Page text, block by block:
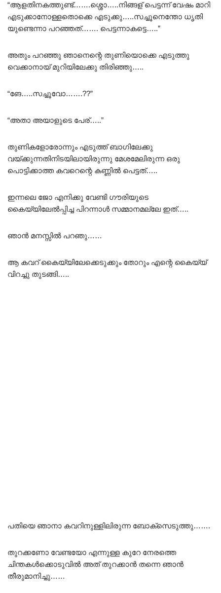
“ആളതിനകത്തുണ്ട്…….ശ്ശൊ…..നിങ്ങള് പെട്ടന്ന് വേഷം മാറി
എടുക്കാനോള്ളതൊക്കെ എടുക്കു…..സച്ചൂനെന്തോ ധൃതി
യുണ്ടെന്നാ പറഞ്ഞത്……. പെട്ടന്നാകട്ടെ…..”
അതും പറഞ്ഞു ഞാനെന്റെ തുണിയൊക്കെ എടുത്തു
വെക്കാനായ് മുറിയിലേക്കു തിരിഞ്ഞു…..
“ങേ…..സച്ചൂവോ…….??”
“അതാ അയാളുടെ പേര്…..”
തുണികളോരോന്നും എടുത്ത് ബാഗിലേക്കു
വയ്ക്കുന്നതിനിടയിലായിരുന്നു മേശമേലിരുന്ന ഒരു
പൊട്ടിക്കാത്ത കവറെന്റെ കണ്ണിൽ പെട്ടത്…..
ഇന്നലെ ജോ എനിക്കു വേണ്ടി ഗൗരിയുടെ
കൈയ്യിലേൽപ്പിച്ച പിറന്നാൾ സമ്മാനമല്ലേ ഇത്…..
ഞാൻ മനസ്സിൽ പറഞു……
ആ കവറ് കൈയ്യിലേക്കെടുക്കും തോറും എന്റെ കൈയ്യ്
വിറച്ചു തുടങ്ങി…..
പതിയെ ഞാനാ കവറിനുള്ളിലിരുന്ന ബോക്സെടുത്തു…….
തുറക്കണോ വേണ്ടയോ എന്നുള്ള കുറേ നേരത്തെ
ചിന്തകൾക്കൊടുവിൽ അത് തുറക്കാൻ തന്നെ ഞാൻ
തീരുമാനിച്ചു……